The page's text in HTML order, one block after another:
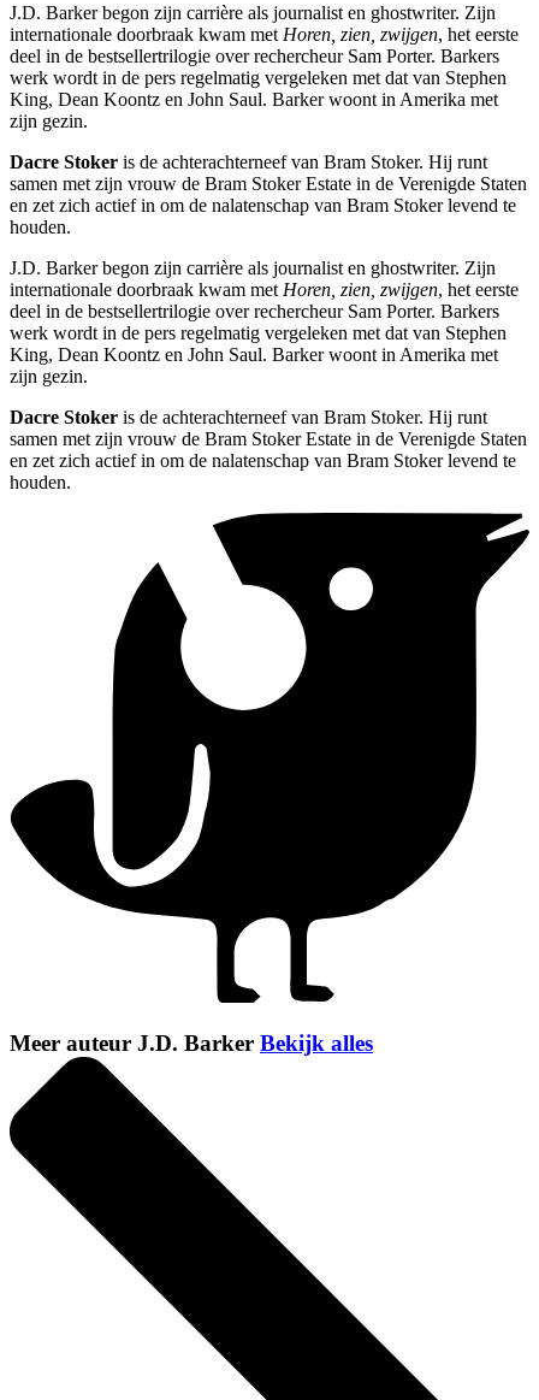
J.D. Barker begon zijn carrière als journalist en ghostwriter. Zijn
internationale doorbraak kwam met Horen, zien, zwijgen, het eerste
deel in de bestsellertrilogie over rechercheur Sam Porter. Barkers
werk wordt in de pers regelmatig vergeleken met dat van Stephen
King, Dean Koontz en John Saul. Barker woont in Amerika met
zijn gezin.
Dacre Stoker is de achterachterneef van Bram Stoker. Hij runt
samen met zijn vrouw de Bram Stoker Estate in de Verenigde Staten
en zet zich actief in om de nalatenschap van Bram Stoker levend te
houden.
J.D. Barker begon zijn carrière als journalist en ghostwriter. Zijn
internationale doorbraak kwam met Horen, zien, zwijgen, het eerste
deel in de bestsellertrilogie over rechercheur Sam Porter. Barkers
werk wordt in de pers regelmatig vergeleken met dat van Stephen
King, Dean Koontz en John Saul. Barker woont in Amerika met
zijn gezin.
Dacre Stoker is de achterachterneef van Bram Stoker. Hij runt
samen met zijn vrouw de Bram Stoker Estate in de Verenigde Staten
en zet zich actief in om de nalatenschap van Bram Stoker levend te
houden.
Meer auteur J.D. Barker Bekijk alles